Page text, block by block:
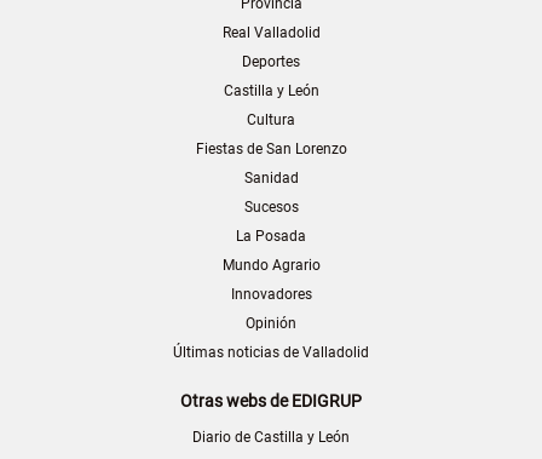
Provincia
Real Valladolid
Deportes
Castilla y León
Cultura
Fiestas de San Lorenzo
Sanidad
Sucesos
La Posada
Mundo Agrario
Innovadores
Opinión
Últimas noticias de Valladolid
Otras webs de EDIGRUP
Diario de Castilla y León